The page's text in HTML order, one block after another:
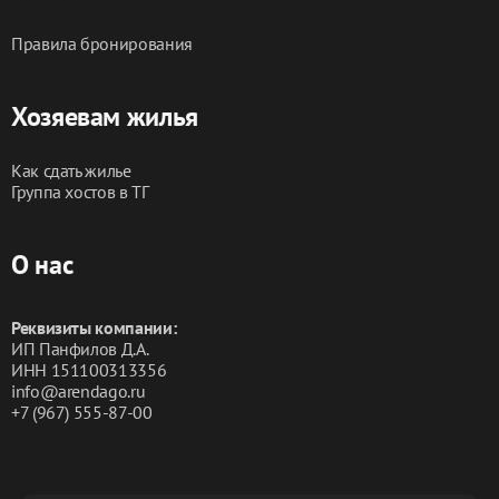
Правила бронирования
Хозяевам жилья
Как сдать жилье
Группа хостов в ТГ
О нас
Реквизиты компании:
ИП Панфилов Д.А.
ИНН 151100313356
info@arendago.ru
+7 (967) 555-87-00